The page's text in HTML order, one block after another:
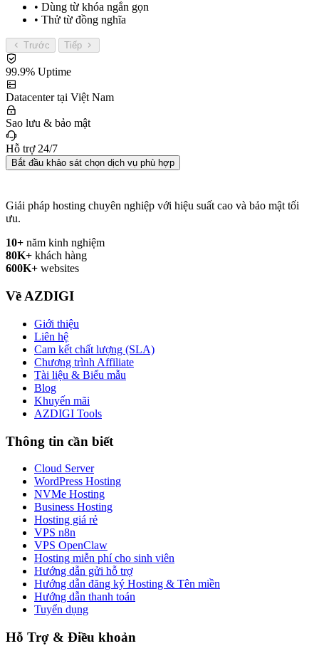
• Dùng từ khóa ngắn gọn
• Thử từ đồng nghĩa
Trước Tiếp
99.9% Uptime
Datacenter tại Việt Nam
Sao lưu & bảo mật
Hỗ trợ 24/7
Bắt đầu khảo sát chọn dịch vụ phù hợp
Giải pháp hosting chuyên nghiệp với hiệu suất cao và bảo mật tối
ưu.
10+ năm kinh nghiệm
80K+ khách hàng
600K+ websites
Về AZDIGI
Giới thiệu
Liên hệ
Cam kết chất lượng (SLA)
Chương trình Affiliate
Tài liệu & Biểu mẫu
Blog
Khuyến mãi
AZDIGI Tools
Thông tin cần biết
Cloud Server
WordPress Hosting
NVMe Hosting
Business Hosting
Hosting giá rẻ
VPS n8n
VPS OpenClaw
Hosting miễn phí cho sinh viên
Hướng dẫn gửi hỗ trợ
Hướng dẫn đăng ký Hosting & Tên miền
Hướng dẫn thanh toán
Tuyển dụng
Hỗ Trợ & Điều khoản